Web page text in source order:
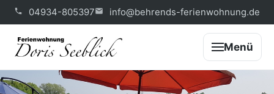
04934-805397 info@behrends-ferienwohnung.de
Menü